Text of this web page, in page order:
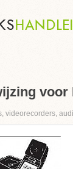
voor
videorecorders,